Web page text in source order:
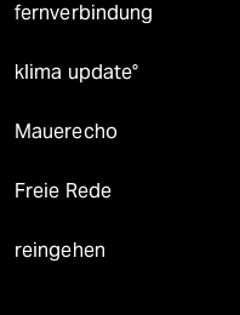
fernverbindung
klima update°
Mauerecho
Freie Rede
reingehen